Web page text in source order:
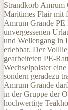
Strandkorb Amrum
Maritimes Flair mit
Amrum Grande PE
unvergessenen
und Wellengang in
erlebbar. Der
gearbeiteten PE-
Wechselpolster
sondern geradezu
Amrum Grande
in der Gruppe der
hochwertige